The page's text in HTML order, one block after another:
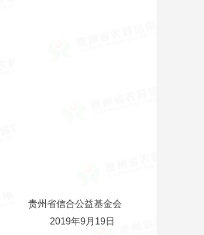
贵州省信合公益基金会
2019年9月19日